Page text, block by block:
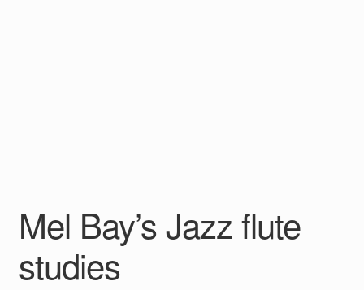
Mel Bay’s Jazz flute
studies